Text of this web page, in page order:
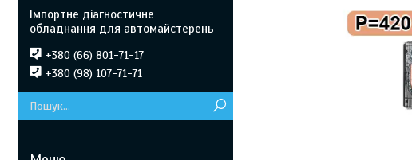
Імпортне діагностичне
обладнання для автомайстерень
+380 (66) 801-71-17
+380 (98) 107-71-71